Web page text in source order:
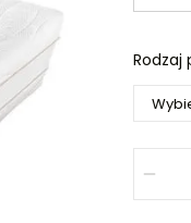
Rodzaj